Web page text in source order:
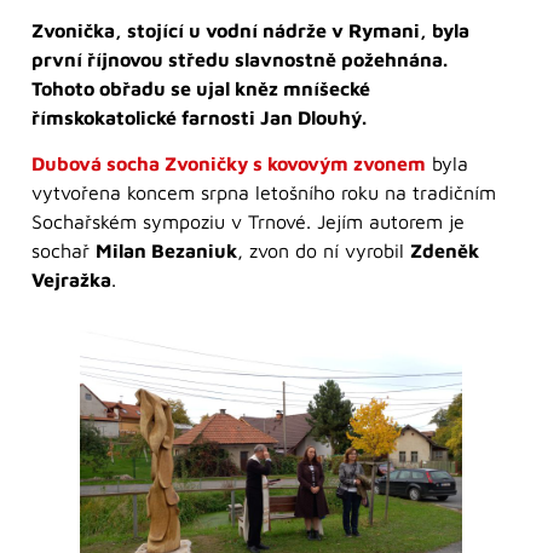
Zvonička, stojící u vodní nádrže v Rymani, byla
první říjnovou středu slavnostně požehnána.
Tohoto obřadu se ujal kněz mníšecké
římskokatolické farnosti Jan Dlouhý.
Dubová socha Zvoničky s kovovým zvonem byla
vytvořena koncem srpna letošního roku na tradičním
Sochařském sympoziu v Trnové. Jejím autorem je
sochař Milan Bezaniuk, zvon do ní vyrobil Zdeněk
Vejražka.